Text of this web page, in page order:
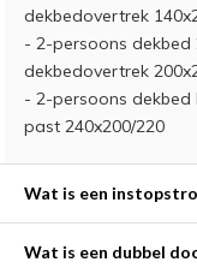
dekbedovertrek
- 2-persoons dekbed
dekbedovertrek
- 2-persoons dekbed
past 240x200/220
Wat is een
Wat is een dubbel